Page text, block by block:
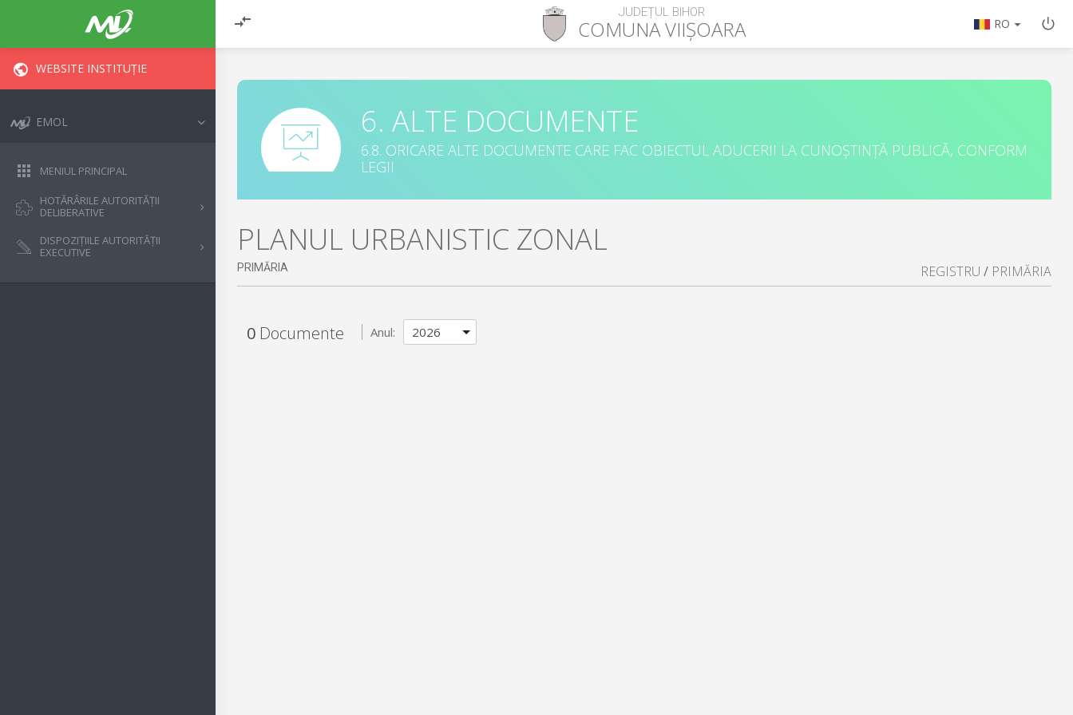
JUDEȚUL BIHOR
COMUNAVIIȘOARA RO
WEBSITE INSTITUȚIE
EMOL
MENIUL PRINCIPAL
HOTĂRÂRILE AUTORITĂȚII
DELIBERATIVE
DISPOZIȚIILE AUTORITĂȚII
EXECUTIVE
6. ALTE DOCUMENTE
6.8. ORICARE ALTE DOCUMENTE CARE FAC OBIECTUL ADUCERII LA CUNOȘTINȚĂ PUBLICĂ, CONFORM
LEGII
PLANUL URBANISTIC ZONAL
PRIMĂRIA REGISTRU / PRIMĂRIA
0 Documente Anul: